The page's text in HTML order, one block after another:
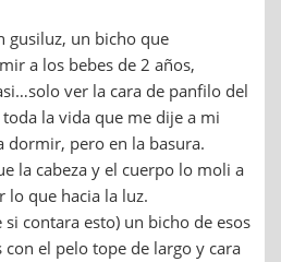
gusiluz, un bicho que
a los bebes de 2 años,
ver la cara de panfilo del
la vida que me dije a mi
dormir, pero en la basura.
la cabeza y el cuerpo lo moli a
lo que hacia la luz.
contara esto) un bicho de esos
el pelo tope de largo y cara